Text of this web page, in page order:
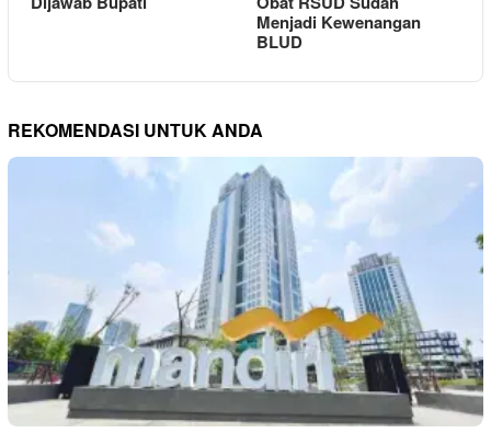
Menjadi Kewenangan
BLUD
REKOMENDASI UNTUK ANDA